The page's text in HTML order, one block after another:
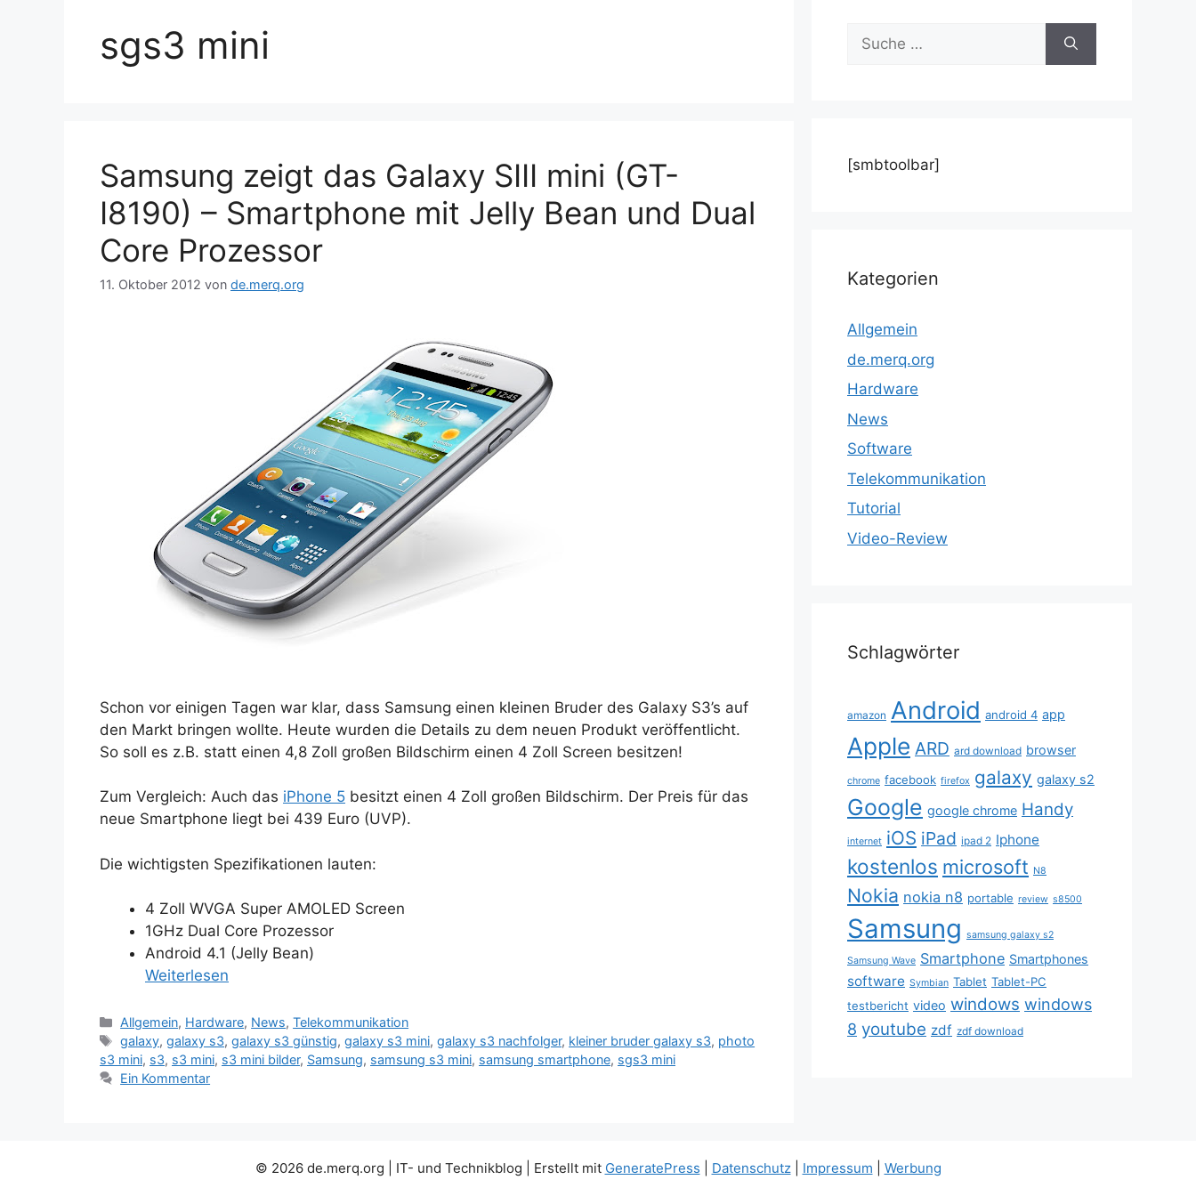
sgs3 mini
Samsung zeigt das Galaxy SIII mini (GT-
I8190) – Smartphone mit Jelly Bean und Dual
Core Prozessor
11. Oktober 2012 von de.merq.org
Schon vor einigen Tagen war klar, dass Samsung einen kleinen Bruder des Galaxy S3’s auf
den Markt bringen wollte. Heute wurden die Details zu dem neuen Produkt veröffentlicht.
So soll es z.B. statt einen 4,8 Zoll großen Bildschirm einen 4 Zoll Screen besitzen!
Zum Vergleich: Auch das iPhone 5 besitzt einen 4 Zoll großen Bildschirm. Der Preis für das
neue Smartphone liegt bei 439 Euro (UVP).
Die wichtigsten Spezifikationen lauten:
4 Zoll WVGA Super AMOLED Screen
1GHz Dual Core Prozessor
Android 4.1 (Jelly Bean)
Weiterlesen
Kategorien
Allgemein, Hardware, News,Telekommunikation
Schlagwörter
galaxy,galaxy s3,galaxy s3 günstig,galaxy s3 mini,galaxy s3 nachfolger, kleiner bruder galaxy s3, photo
s3 mini, s3, s3 mini, s3 mini bilder, Samsung, samsung s3 mini, samsung smartphone, sgs3 mini
Ein Kommentar
Suche
nach:
[smbtoolbar]
Kategorien
Allgemein
de.merq.org
Hardware
News
Software
Telekommunikation
Tutorial
Video-Review
Schlagwörter
amazon Android android 4 app
Apple ARD ard download browser
chrome facebook firefox galaxy galaxy s2
Google google chrome Handy
internet iOS iPad ipad 2 Iphone
kostenlos microsoft N8
Nokia nokia n8 portable review s8500
Samsung samsung galaxy s2
Samsung Wave Smartphone Smartphones
software Symbian Tablet Tablet-PC
testbericht video windows windows
8 youtube zdf zdf download
© 2026 de.merq.org | IT- und Technikblog | Erstellt mit GeneratePress Datenschutz| Impressum Werbung